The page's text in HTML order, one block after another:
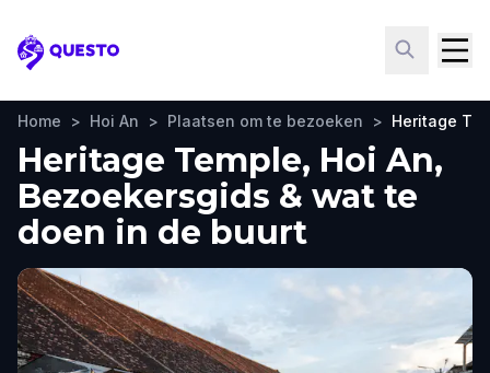
Questo
Home > Hoi An > Plaatsen om te bezoeken > Heritage
Heritage Temple, Hoi An,
Bezoekersgids & wat te
doen in de buurt